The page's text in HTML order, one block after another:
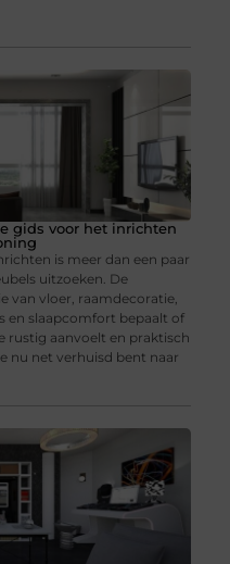
gids voor het inrichten
is meer dan een paar
uitzoeken. De
van vloer, raamdecoratie,
en slaapcomfort bepaalt of
rustig aanvoelt en praktisch
nu net verhuisd bent naar